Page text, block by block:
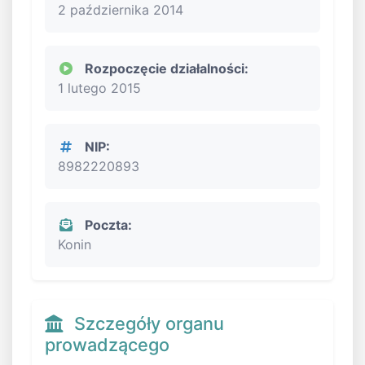
2 października 2014
Rozpoczęcie działalności:
1 lutego 2015
NIP:
8982220893
Poczta:
Konin
Szczegóły organu
prowadzącego